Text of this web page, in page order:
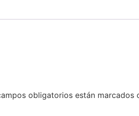
obligatorios están marcados